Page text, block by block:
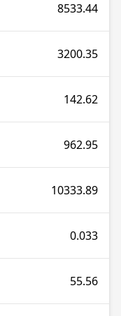
8533.44
3200.35
142.62
962.95
10333.89
0.033
55.56